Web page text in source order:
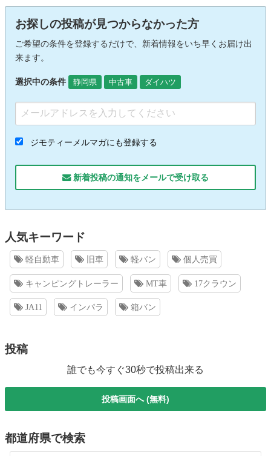
お探しの投稿が見つからなかった方
ご希望の条件を登録するだけで、新着情報をいち早くお届け出
来ます。
選択中の条件 静岡県 中古車 ダイハツ
ジモティーメルマガにも登録する
新着投稿の通知をメールで受け取る
人気キーワード
軽自動車 旧車 軽バン 個人売買
キャンピングトレーラー MT車 17クラウン
JA11 インパラ 箱バン
投稿
誰でも今すぐ30秒で投稿出来る
投稿画面へ (無料)
都道府県で検索